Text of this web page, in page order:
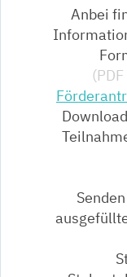
Anbei